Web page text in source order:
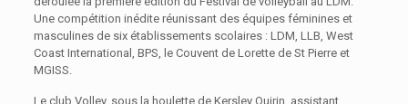
Une compétition inédite réunissant des équipes féminines et
masculines de six établissements scolaires : LDM, LLB, West
Coast International, BPS, le Couvent de Lorette de St Pierre et
MGISS.
Le club Volley, sous la houlette de Kersley Quirin, assistant